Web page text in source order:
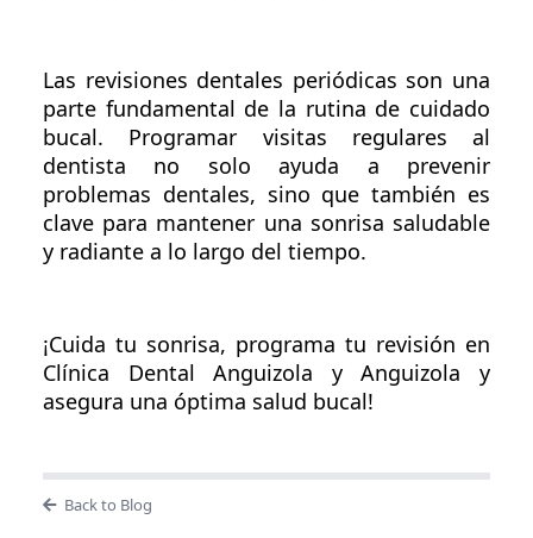
Las revisiones dentales periódicas son una
parte fundamental de la rutina de cuidado
bucal. Programar visitas regulares al
dentista no solo ayuda a prevenir
problemas dentales, sino que también es
clave para mantener una sonrisa saludable
y radiante a lo largo del tiempo.
¡Cuida tu sonrisa, programa tu revisión en
Clínica Dental Anguizola y Anguizola y
asegura una óptima salud bucal!
Back to Blog